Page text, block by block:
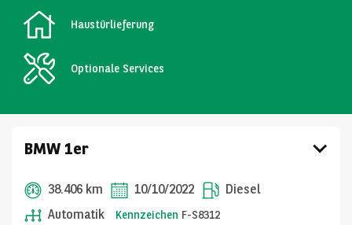
Haustürlieferung
Optionale Services
BMW 1er
38.406 km 10/10/2022
Diesel
Automatik
Kennzeichen F-S8312